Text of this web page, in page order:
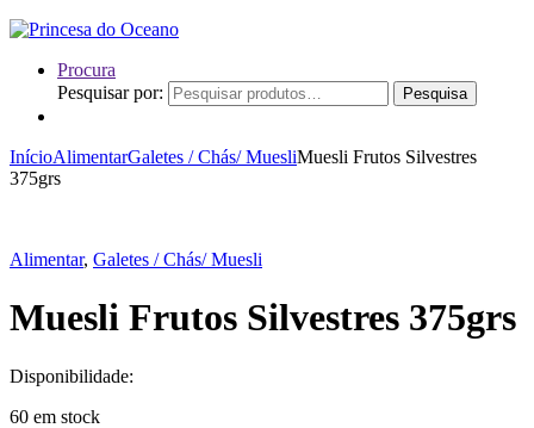
Procura
Pesquisar por:
Pesquisa
InícioAlimentarGaletes / Chás/ MuesliMuesli Frutos Silvestres
375grs
Alimentar, Galetes / Chás/ Muesli
Muesli Frutos Silvestres 375grs
Disponibilidade:
60 em stock